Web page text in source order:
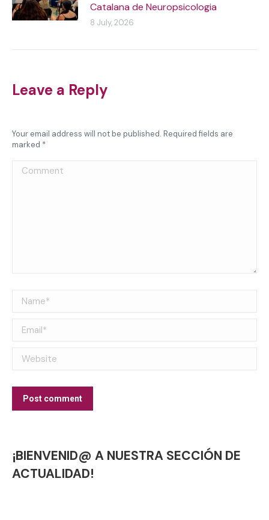
Catalana de Neuropsicologia
8 July, 2026
Leave a Reply
Your email address will not be published. Required fields are
marked *
Comment
Name *
Email *
Website
Post comment
¡BIENVENID@ A NUESTRA SECCIÓN DE
ACTUALIDAD!